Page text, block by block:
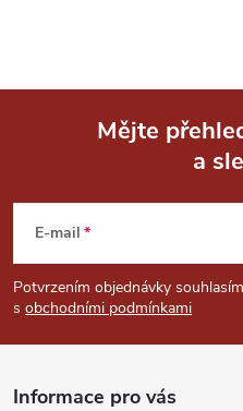
p
p
a
Mějte
a
E-mail
Potvrzením objednávky
s obchodními podmínkami
Informace pro vás